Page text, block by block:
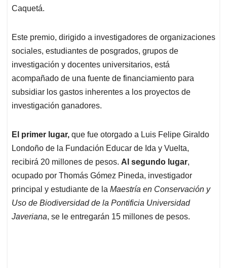
Caquetá.
Este premio, dirigido a investigadores de organizaciones
sociales, estudiantes de posgrados, grupos de
investigación y docentes universitarios, está
acompañado de una fuente de financiamiento para
subsidiar los gastos inherentes a los proyectos de
investigación ganadores.
El primer lugar, que fue otorgado a Luis Felipe Giraldo
Londoño de la Fundación Educar de Ida y Vuelta,
recibirá 20 millones de pesos. Al segundo lugar,
ocupado por Thomás Gómez Pineda, investigador
principal y estudiante de la Maestría en Conservación y
Uso de Biodiversidad de la Pontificia Universidad
Javeriana, se le entregarán 15 millones de pesos.